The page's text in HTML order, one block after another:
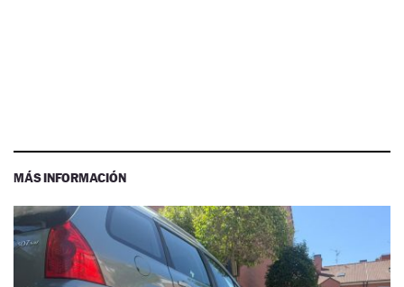
MÁS INFORMACIÓN